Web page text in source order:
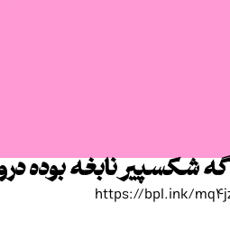
شکسپیر نابغه بوده
https://bpl.ink/